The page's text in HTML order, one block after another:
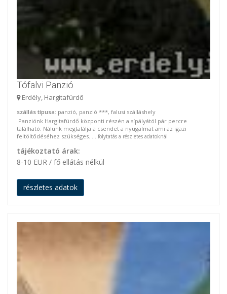
Tófalvi Panzió
Erdély, Hargitafürdő
szállás típusa: panzió, panzió ***, falusi szálláshely
Panziónk Hargitafürdő központi részén a sípályától pár percre
található. Nálunk megtalálja a csendet a nyugalmat ami az igazi
feltöltődéséhez szükséges. ... folytatás a részletes adatoknál
tájékoztató árak:
8-10 EUR / fő ellátás nélkül
részletes adatok